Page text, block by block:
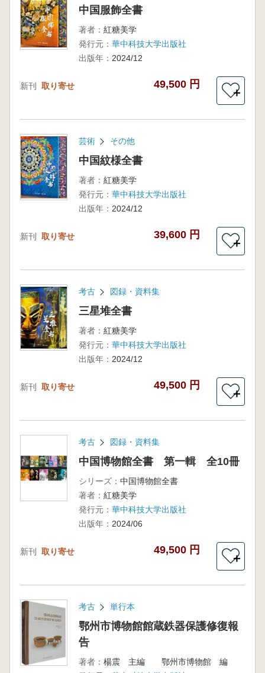
中国服飾全書
著者： 紅糖美学
発行元： 華中科技大学出版社
出版年： 2024/12
新刊 取り寄せ 49,500 円
＋
芸術 その他
中国紋様全書
著者： 紅糖美学
発行元： 華中科技大学出版社
出版年： 2024/12
新刊 取り寄せ 39,600 円
＋
考古 図録・資料集
三星堆全書
著者： 紅糖美学
発行元： 華中科技大学出版社
出版年： 2024/12
新刊 取り寄せ 49,500 円
＋
考古 図録・資料集
中国博物館全書 第一輯 全10冊
シリーズ： 中国博物館全書
著者： 紅糖美学
発行元： 華中科技大学出版社
出版年： 2024/06
新刊 取り寄せ 49,500 円
＋
考古 単行本
鄂州市博物館館蔵鉄器保護修復報
告
著者： 楊震 主編 鄂州市博物館 編